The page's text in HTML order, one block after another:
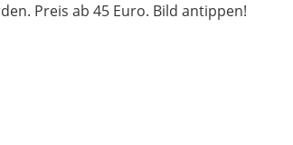
Preis ab 45 Euro. Bild antippen!